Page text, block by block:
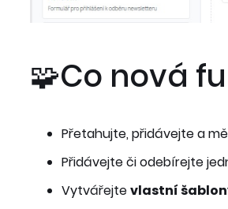
🧩Co nová
Přetahujte, přidávejte a
Přidávejte či odebírejte
Vytvářejtevlastní